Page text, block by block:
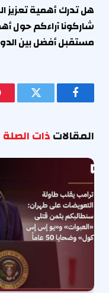
هل تدرك أهمية تعزيز
شاركونا آراءكم حول
مستقبل أفضل بين
فيسبوك تويتر
المقالاتذات الصلة